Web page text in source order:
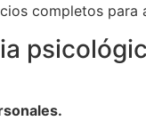
completos